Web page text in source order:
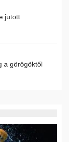
jutott
a görögöktől